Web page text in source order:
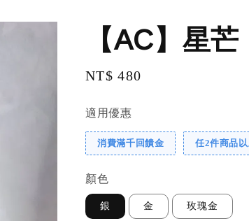
【AC】星
Regular
NT$ 480
適用優惠
消費滿千回饋金 任2件商品
顏色
銀 金 玫瑰金